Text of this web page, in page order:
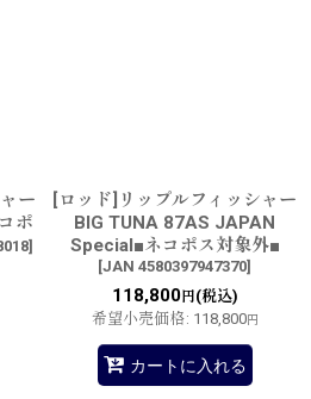
ー
ポ
]
[ロッド]リップルフィッシャー
BIG TUNA 87AS JAPAN
Special■ネコポス対象外■
[JAN 4580397947370]
118,800円(税込)
希望小売価格: 118,800円
カートに入れる